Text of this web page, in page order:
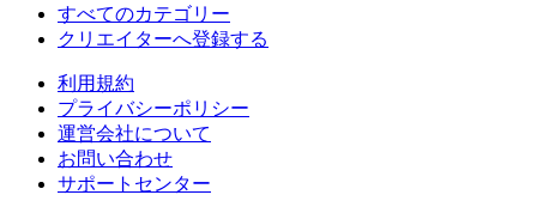
すべてのカテゴリー
クリエイターへ登録する
利用規約
プライバシーポリシー
運営会社について
お問い合わせ
サポートセンター